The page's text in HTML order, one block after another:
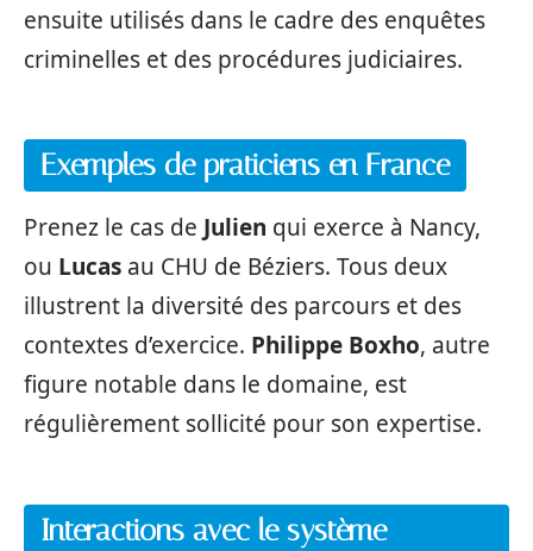
ensuite utilisés dans le cadre des enquêtes
criminelles et des procédures judiciaires.
Exemples de praticiens en France
Prenez le cas de Julien qui exerce à Nancy,
ou Lucas au CHU de Béziers. Tous deux
illustrent la diversité des parcours et des
contextes d’exercice. Philippe Boxho, autre
figure notable dans le domaine, est
régulièrement sollicité pour son expertise.
Interactions avec le système